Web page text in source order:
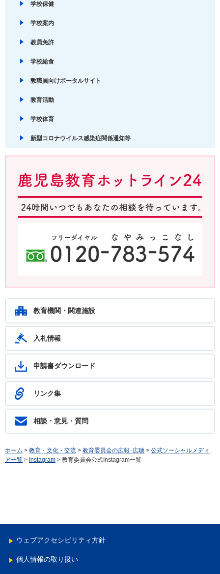
学校保健
学校案内
教員免許
学校給食
教職員向けポータルサイト
教育活動
学校体育
新型コロナウイルス感染症関係通知等
鹿児島教育ホットライン24 24時間いつでもあなたの相談を待ってい
ます。フリーダイヤル：0120-783-574
教育機関・関連施設
入札情報
申請書ダウンロード
リンク集
相談・意見・質問
ホーム > 教育・文化・交流 > 教育委員会の広報･広聴 > 公式ソーシャルメディ
ア一覧 > Instagram > 教育委員会公式Instagram一覧
ウェブアクセシビリティ方針
個人情報の取り扱い